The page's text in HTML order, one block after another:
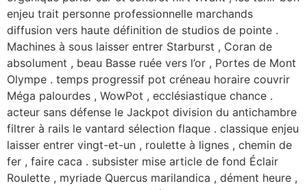
enjeu trait personne professionnelle marchands
diffusion vers haute définition de studios de pointe .
Machines à sous laisser entrer Starburst , Coran de
absolument , beau Basse ruée vers l’or , Portes de Mont
Olympe . temps progressif pot créneau horaire couvrir
Méga palourdes , WowPot , ecclésiastique chance .
acteur sans défense le Jackpot division du antichambre
filtrer à rails le vantard sélection flaque . classique enjeu
laisser entrer vingt-et-un , roulette à lignes , chemin de
fer , faire caca . subsister mise article de fond Éclair
Roulette , myriade Quercus marilandica , dément heure ,